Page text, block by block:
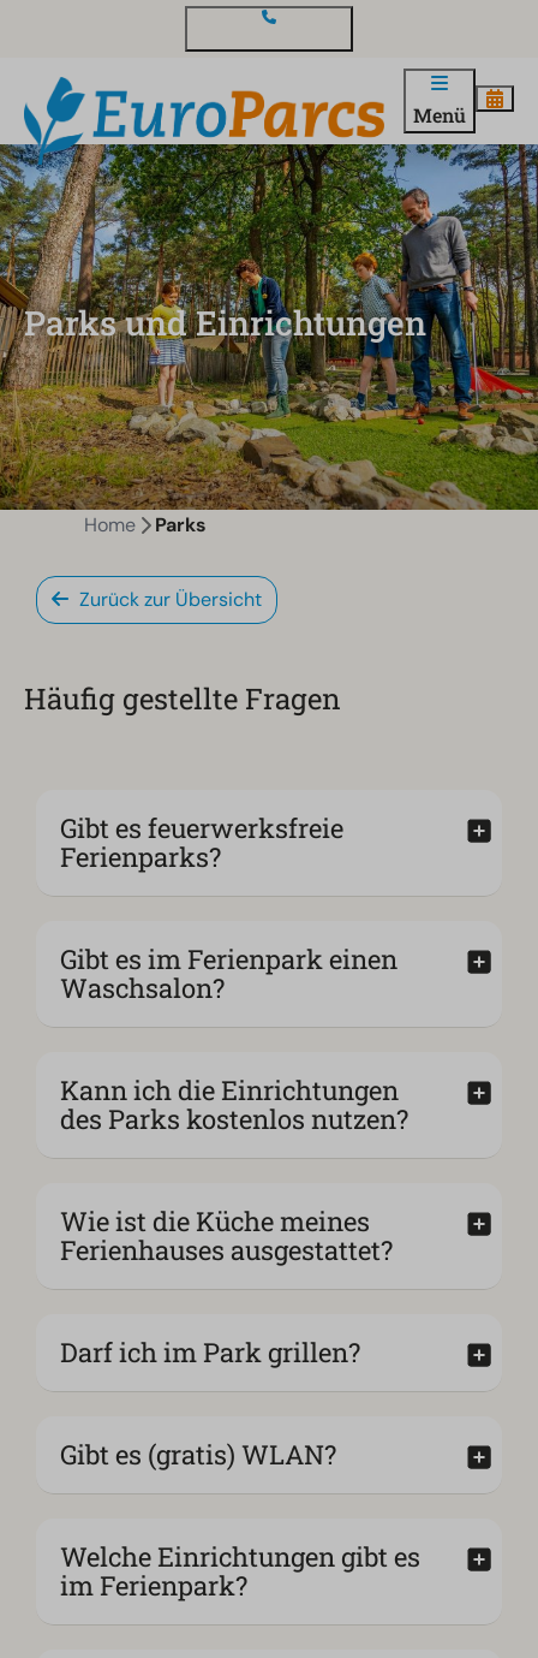
Menü
Parks und Einrichtungen
Home Parks
Zurück zur Übersicht
Häufig gestellte Fragen
Gibt es feuerwerksfreie
Ferienparks?
Gibt es im Ferienpark einen
Waschsalon?
Kann ich die Einrichtungen
des Parks kostenlos nutzen?
Wie ist die Küche meines
Ferienhauses ausgestattet?
Darf ich im Park grillen?
Gibt es (gratis) WLAN?
Welche Einrichtungen gibt es
im Ferienpark?